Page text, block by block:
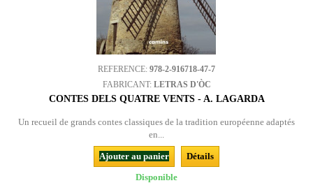
REFERENCE: 978-2-916718-47-7
FABRICANT: LETRAS D'ÒC
CONTES DELS QUATRE VENTS - A. LAGARDA
Un recueil de grands contes classiques de la tradition européenne adaptés
en...
Ajouter au panier
Détails
Disponible